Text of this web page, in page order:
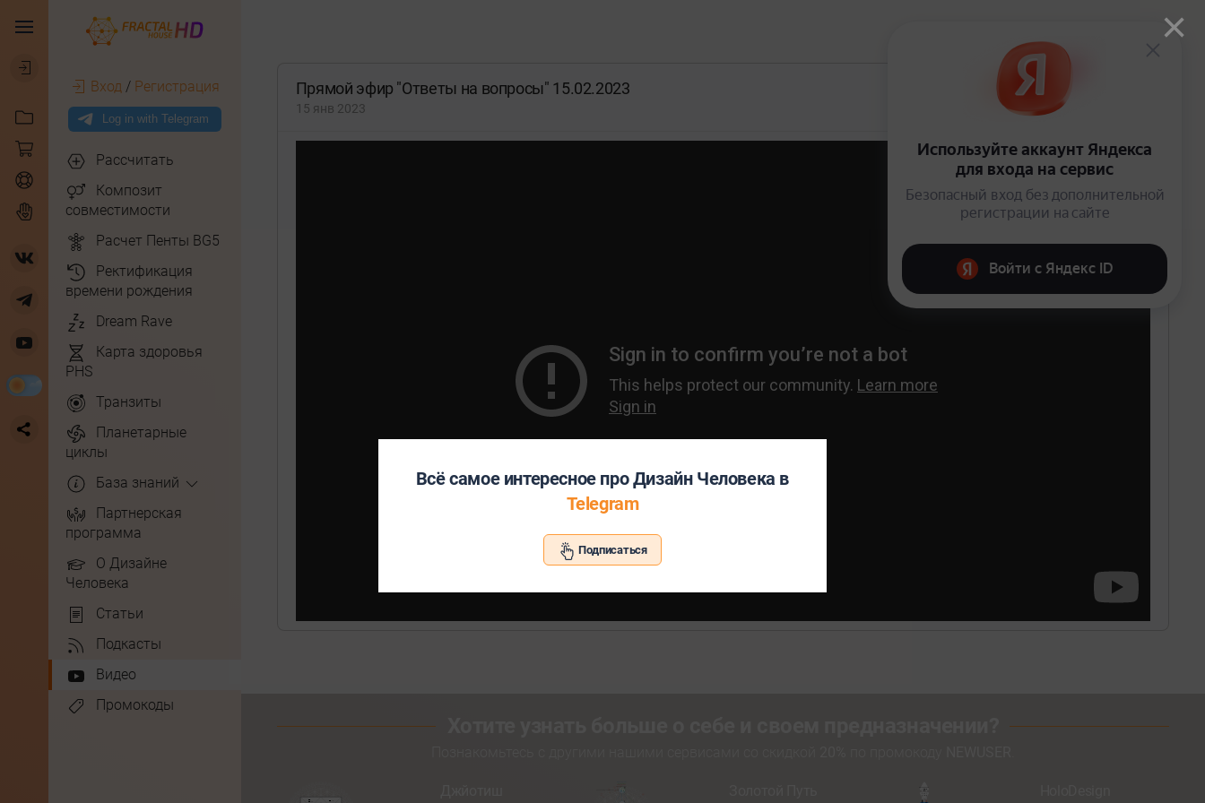
Вход / Регистрация
Рассчитать
Композит
совместимости
Расчет Пенты BG5
Ректификация
времени рождения
Dream Rave
Карта здоровья
PHS
Транзиты
Планетарные
циклы
База знаний
Партнерская
программа
О Дизайне
Человека
Статьи
Подкасты
Видео
Промокоды
Прямой эфир "Ответы на вопросы" 15.02.2023
15 янв 2023
×
Всё самое интересное про Дизайн Человека в
Telegram
Подписаться